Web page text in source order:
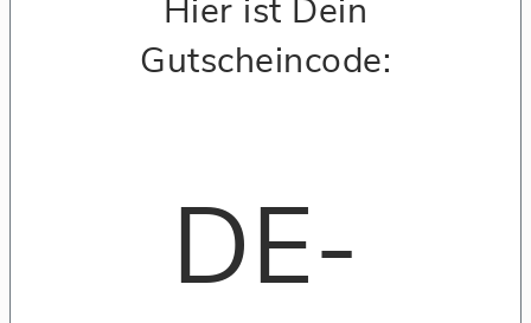
Hier ist Dein
Gutscheincode:
DE-